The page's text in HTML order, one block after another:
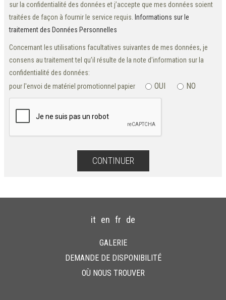
sur la confidentialité des données et j’accepte que mes données soient
traitées de façon à fournir le service requis.
Informations sur le
traitement des Données Personnelles
Concernant les utilisations facultatives suivantes de mes données, je
consens au traitement tel qu’il résulte de la note d'information sur la
confidentialité des données:
pour l'envoi de matériel promotionnel papier
OUI NO
it en fr de
GALERIE
DEMANDE DE DISPONIBILITÉ
OÙ NOUS TROUVER